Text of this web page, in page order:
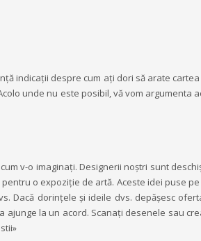
indicații despre cum ați dori să arate
unde nu este posibil, vă vom argumenta
v-o imaginați. Designerii noștri sunt
o expoziție de artă. Aceste idei puse
Dacă dorințele și ideile dvs. depășesc
la un acord. Scanați desenele sau